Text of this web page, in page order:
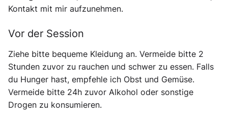
Kontakt mit mir aufzunehmen.
Vor der Session
Ziehe bitte bequeme Kleidung an. Vermeide bitte 2
Stunden zuvor zu rauchen und schwer zu essen. Falls
du Hunger hast, empfehle ich Obst und Gemüse.
Vermeide bitte 24h zuvor Alkohol oder sonstige
Drogen zu konsumieren.